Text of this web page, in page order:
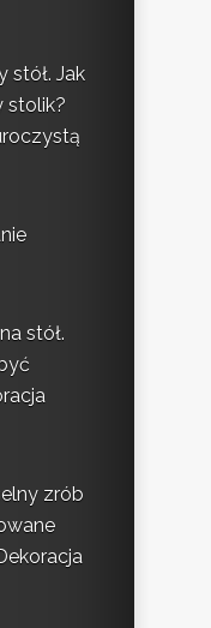
stół. Jak
stolik?
stół.
zrób